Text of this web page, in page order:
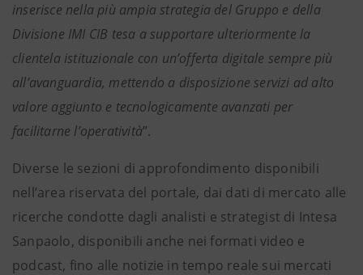
inserisce nella più ampia strategia del Gruppo e della
Divisione IMI CIB tesa a supportare ulteriormente la
clientela istituzionale con un’offerta digitale sempre più
all’avanguardia, mettendo a disposizione servizi ad alto
valore aggiunto e tecnologicamente avanzati per
facilitarne l’operatività”.
Diverse le sezioni di approfondimento disponibili
nell’area riservata del portale, dai dati di mercato alle
ricerche condotte dagli analisti e strategist di Intesa
Sanpaolo, disponibili anche nei formati video e
podcast, fino alle notizie in tempo reale sui mercati